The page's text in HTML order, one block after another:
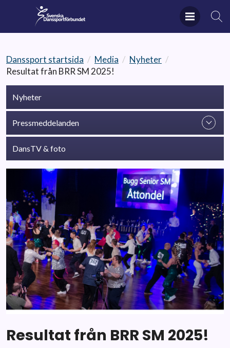
Danssport startsida / Media / Nyheter /
Resultat från BRR SM 2025!
Nyheter
Pressmeddelanden
DansTV & foto
Resultat från BRR SM 2025!